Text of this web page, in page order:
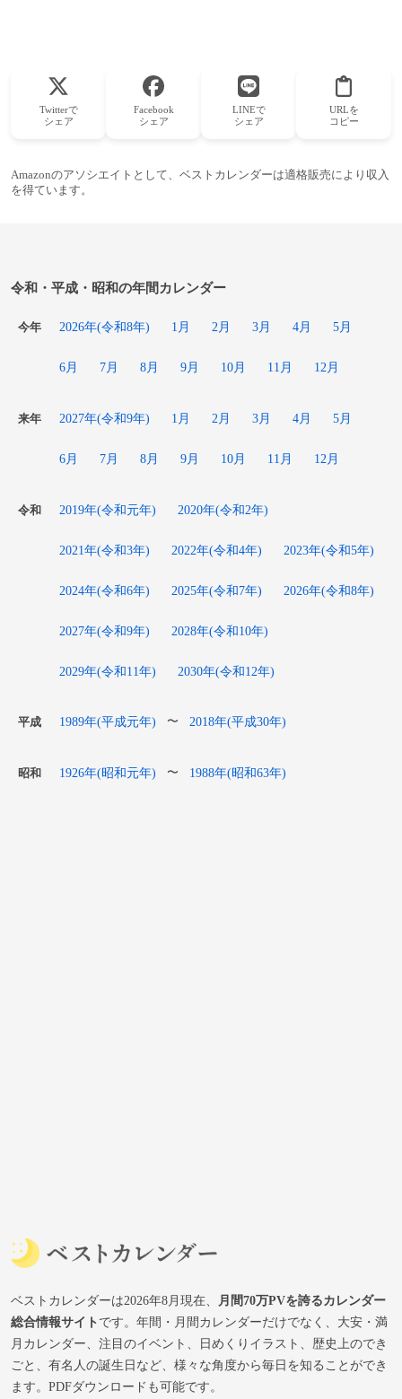
Twitterで
シェア
Facebook
シェア
LINEで
シェア
URLを
コピー
Amazonのアソシエイトとして、ベストカレンダーは適格販売により収入
を得ています。
令和・平成・昭和の年間カレンダー
今年 2026年(令和8年) 1月 2月 3月 4月 5月
6月 7月 8月 9月 10月 11月 12月
来年 2027年(令和9年) 1月 2月 3月 4月 5月
6月 7月 8月 9月 10月 11月 12月
令和 2019年(令和元年) 2020年(令和2年)
2021年(令和3年) 2022年(令和4年) 2023年(令和5年)
2024年(令和6年) 2025年(令和7年) 2026年(令和8年)
2027年(令和9年) 2028年(令和10年)
2029年(令和11年) 2030年(令和12年)
平成 1989年(平成元年) 〜 2018年(平成30年)
昭和 1926年(昭和元年) 〜 1988年(昭和63年)
ベストカレンダーは2026年8月現在、
月間70万PVを誇るカレンダー
総合情報サイトです。年間・月間カレンダーだけでなく、大安・満
月カレンダー、注目のイベント、日めくりイラスト、歴史上のでき
ごと、有名人の誕生日など、様々な角度から毎日を知ることができ
ます。PDFダウンロードも可能です。